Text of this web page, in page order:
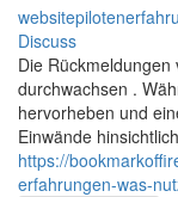
Discuss
Die
durchwachsen .
hervorheben und
Einwände
https://
erfahrungen-was-